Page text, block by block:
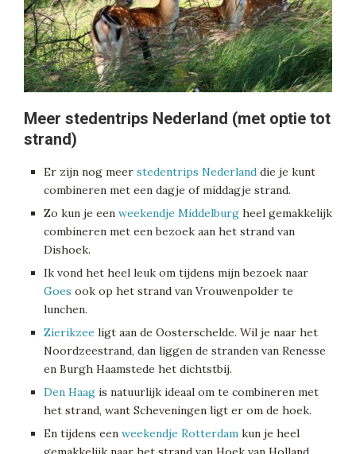
Meer stedentrips Nederland (met optie tot
strand)
Er zijn nog meer stedentrips Nederland die je kunt
combineren met een dagje of middagje strand.
Zo kun je een weekendje Middelburg heel gemakkelijk
combineren met een bezoek aan het strand van
Dishoek.
Ik vond het heel leuk om tijdens mijn bezoek naar
Goes ook op het strand van Vrouwenpolder te
lunchen.
Zierikzee ligt aan de Oosterschelde. Wil je naar het
Noordzeestrand, dan liggen de stranden van Renesse
en Burgh Haamstede het dichtstbij.
Den Haag is natuurlijk ideaal om te combineren met
het strand, want Scheveningen ligt er om de hoek.
En tijdens een weekendje Rotterdam kun je heel